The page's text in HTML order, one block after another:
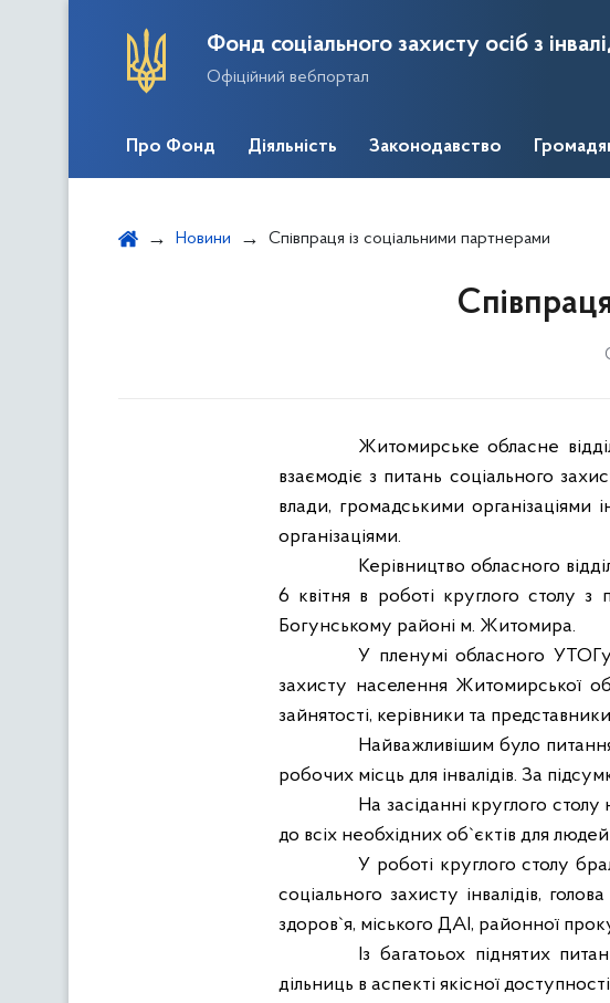
Фонд соціального захисту осіб з
Офіційний вебпортал
Про Фонд Діяльність Законодавство
Новини Співпраця із соціальними партнерами
Житомирське обласне
взаємодіє з питань соціального
влади, громадськими організаціями
організаціями.
Керівництво обласного
6 квітня в роботі круглого столу
Богунському районі м. Житомира.
У пленумі обласного УТОГу
захисту населення Житомирської
зайнятості, керівники та
Найважливішим було
робочих місць для інвалідів. За
На засіданні круглого
до всіх необхідних об`єктів для
У роботі круглого столу
соціального захисту інвалідів,
здоров`я, міського ДАІ, районної
Із багатоьох піднятих
дільниць в аспекті якісної